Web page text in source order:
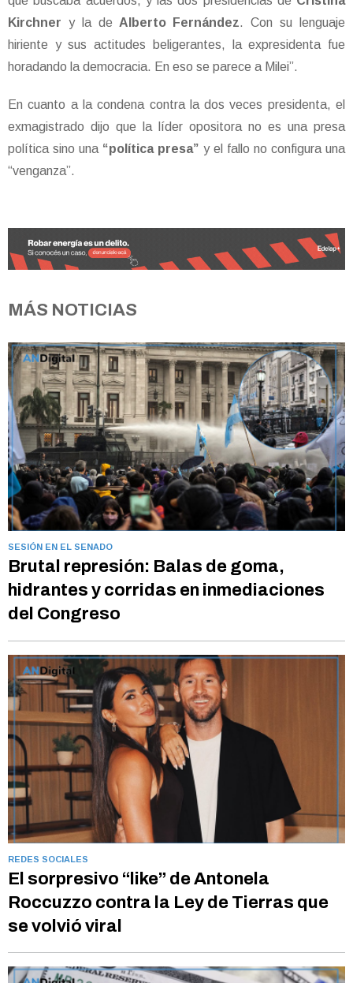
Kirchner y la de Alberto Fernández. Con su lenguaje
hiriente y sus actitudes beligerantes, la expresidenta fue
horadando la democracia. En eso se parece a Milei”.
En cuanto a la condena contra la dos veces presidenta, el
exmagistrado dijo que la líder opositora no es una presa
política sino una “política presa” y el fallo no configura una
“venganza”.
MÁS NOTICIAS
SESIÓN EN EL SENADO
Brutal represión: Balas de goma,
hidrantes y corridas en inmediaciones
del Congreso
REDES SOCIALES
El sorpresivo “like” de Antonela
Roccuzzo contra la Ley de Tierras que
se volvió viral